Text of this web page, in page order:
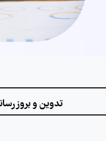
تدوین و